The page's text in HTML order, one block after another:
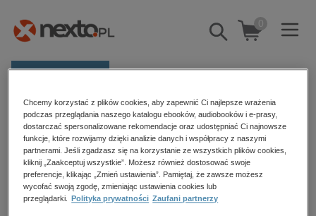
Pokaż/schowaj
wyszukiwarkę
0
Kategorie
Zobacz wszystkie E-prasa
budownictwo, aranżacja wnętrz
biznesowe, branżowe, gospodarka
Strona główna Oskar Sobański
Oskar Sobański
Chcemy korzystać z plików cookies, aby zapewnić Ci najlepsze wrażenia
podczas przeglądania naszego katalogu ebooków, audiobooków i e-prasy,
dostarczać spersonalizowane rekomendacje oraz udostępniać Ci najnowsze
funkcje, które rozwijamy dzięki analizie danych i współpracy z naszymi
partnerami. Jeśli zgadzasz się na korzystanie ze wszystkich plików cookies,
kliknij „Zaakceptuj wszystkie”. Możesz również dostosować swoje
preferencje, klikając „Zmień ustawienia”. Pamiętaj, że zawsze możesz
wycofać swoją zgodę, zmieniając ustawienia cookies lub
przeglądarki.
Polityka prywatności Zaufani partnerzy